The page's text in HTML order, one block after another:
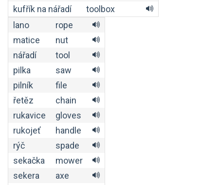
kufřík na nářadí
toolbox
lano
rope
matice
nut
nářadí
tool
pilka
saw
pilník
file
řetěz
chain
rukavice
gloves
rukojeť
handle
rýč
spade
sekačka
mower
sekera
axe